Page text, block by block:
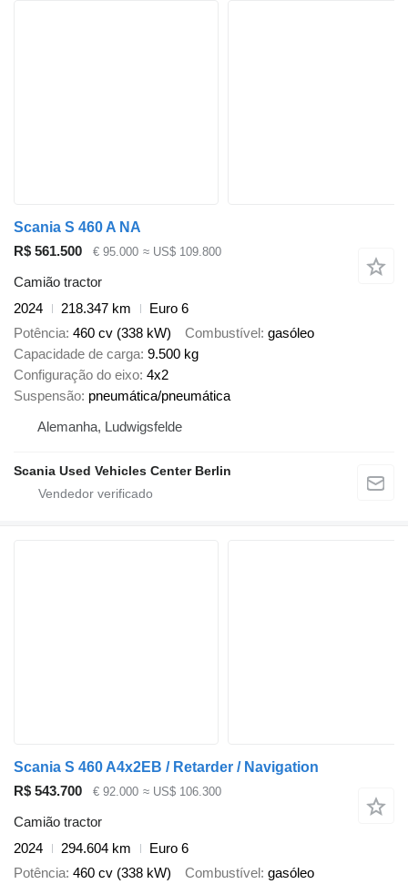
Scania S 460 A NA
R$ 561.500
€ 95.000 ≈ US$ 109.800
Camião tractor
2024
218.347 km
Euro 6
Potência 460 cv (338 kW) Combustível gasóleo
Capacidade de carga 9.500 kg
Configuração do eixo 4x2
Suspensão pneumática/pneumática
Alemanha, Ludwigsfelde
Scania Used Vehicles Center Berlin
Scania S 460 A4x2EB / Retarder / Navigation
R$ 543.700
€ 92.000 ≈ US$ 106.300
Camião tractor
2024
294.604 km
Euro 6
Potência 460 cv (338 kW) Combustível gasóleo